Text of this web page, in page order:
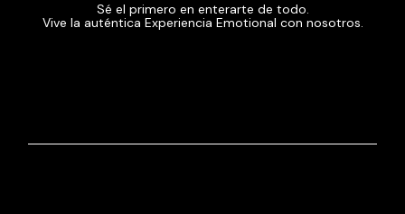
Sé el primero en enterarte de todo.
Vive la auténtica Experiencia Emotional con nosotros.